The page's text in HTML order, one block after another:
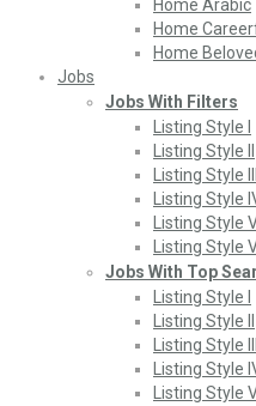
Home Arabic
Home
Home
Jobs
Jobs With Filters
Listing Style I
Listing Style II
Listing Style III
Listing Style
Listing Style
Listing Style
Jobs With Top
Listing Style I
Listing Style II
Listing Style III
Listing Style
Listing Style